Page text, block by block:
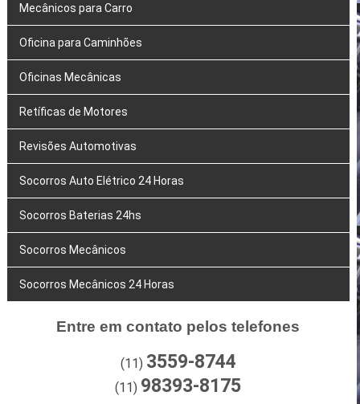
Mecânicos para Carro
Oficina para Caminhões
Oficinas Mecânicas
Retíficas de Motores
Revisões Automotivas
Socorros Auto Elétrico 24 Horas
Socorros Baterias 24hs
Socorros Mecânicos
Socorros Mecânicos 24 Horas
Entre em contato pelos telefones
(11) 3559-8744
(11) 98393-8175